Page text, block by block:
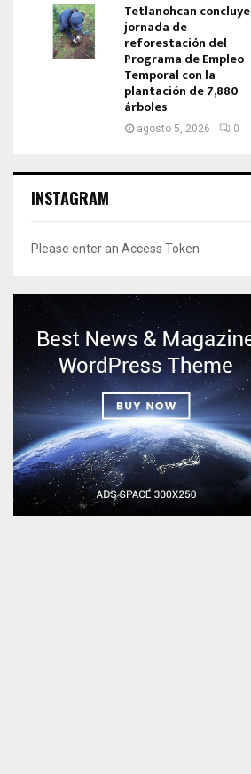
Tetlanohcan concluye
jornada de
reforestación del
Programa de Empleo
Temporal con la
plantación de 7,880
árboles
agosto 5, 2026 0
INSTAGRAM
Please enter an Access Token